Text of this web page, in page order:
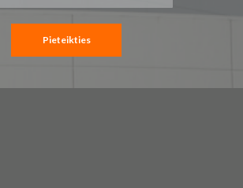
Pieteikties